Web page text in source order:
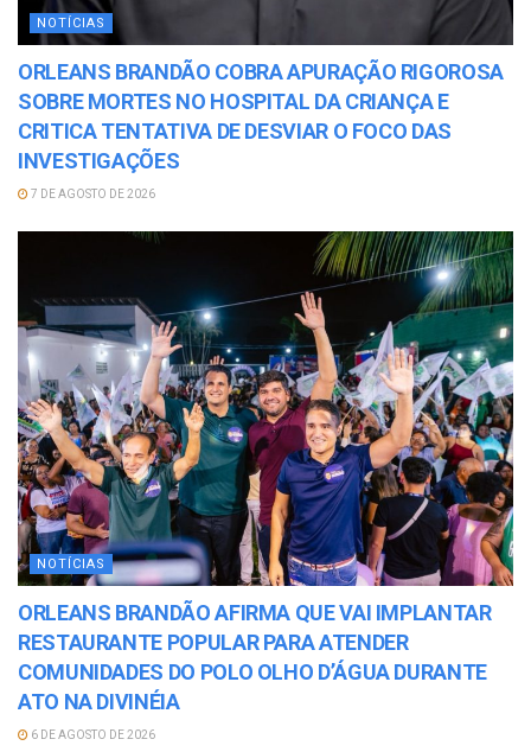
NOTÍCIAS
ORLEANS BRANDÃO COBRA APURAÇÃO RIGOROSA
SOBRE MORTES NO HOSPITAL DA CRIANÇA E
CRITICA TENTATIVA DE DESVIAR O FOCO DAS
INVESTIGAÇÕES
7 DE AGOSTO DE 2026
NOTÍCIAS
ORLEANS BRANDÃO AFIRMA QUE VAI IMPLANTAR
RESTAURANTE POPULAR PARA ATENDER
COMUNIDADES DO POLO OLHO D’ÁGUA DURANTE
ATO NA DIVINÉIA
6 DE AGOSTO DE 2026